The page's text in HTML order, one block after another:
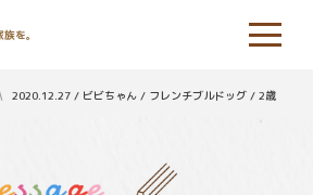
を。
2020.12.27 / ビビちゃん / フレンチブルドッグ / 2歳